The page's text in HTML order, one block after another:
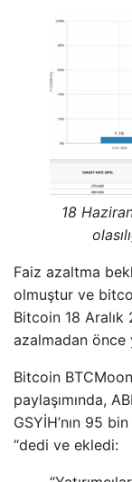
18
Faiz azaltma
olmuştur ve
Bitcoin 18 Aralık
azalmadan önce
Bitcoin
paylaşımında,
GSYİH’nın 95
“dedi ve ekledi: